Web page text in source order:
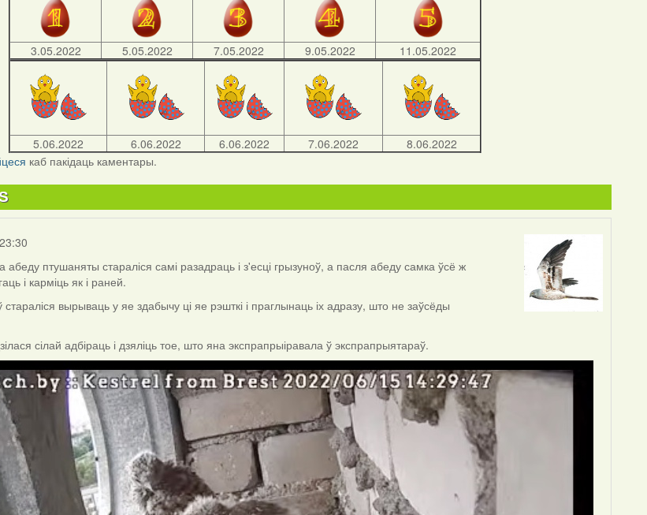
3.05.2022 5.05.2022 7.05.2022 9.05.2022 11.05.2022
5.06.2022 6.06.2022 6.06.2022 7.06.2022
8.06.2022
каб пакідаць каментары.
птушаняты стараліся самі разадраць і з'есці грызуноў, а пасля абеду самка ўсё ж
і карміць як і раней.
вырываць у яе здабычу ці яе рэшткі і праглынаць іх адразу, што не заўсёды
сілай адбіраць і дзяліць тое, што яна экспрапрыіравала ў экспрапрыятараў.